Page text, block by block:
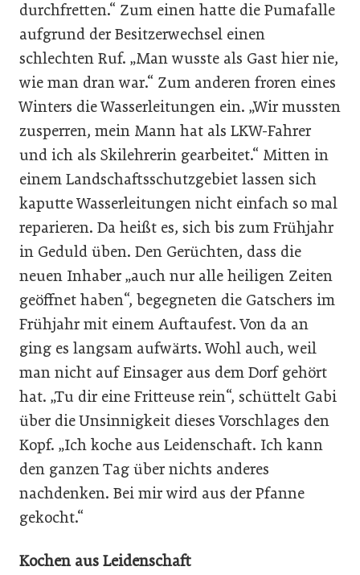
durchfretten.“ Zum einen hatte die Pumafalle
aufgrund der Besitzerwechsel einen
schlechten Ruf. „Man wusste als Gast hier nie,
wie man dran war.“ Zum anderen froren eines
Winters die Wasserleitungen ein. „Wir mussten
zusperren, mein Mann hat als LKW-Fahrer
und ich als Skilehrerin gearbeitet.“ Mitten in
einem Landschaftsschutzgebiet lassen sich
kaputte Wasserleitungen nicht einfach so mal
reparieren. Da heißt es, sich bis zum Frühjahr
in Geduld üben. Den Gerüchten, dass die
neuen Inhaber „auch nur alle heiligen Zeiten
geöffnet haben“, begegneten die Gatschers im
Frühjahr mit einem Auftaufest. Von da an
ging es langsam aufwärts. Wohl auch, weil
man nicht auf Einsager aus dem Dorf gehört
hat. „Tu dir eine Fritteuse rein“, schüttelt Gabi
über die Unsinnigkeit dieses Vorschlages den
Kopf. „Ich koche aus Leidenschaft. Ich kann
den ganzen Tag über nichts anderes
nachdenken. Bei mir wird aus der Pfanne
gekocht.“
Kochen aus Leidenschaft